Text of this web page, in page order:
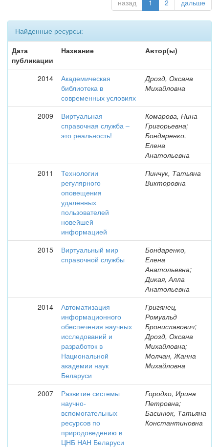
назад 1 2 дальше
Найденные ресурсы:
Дата
публикации
Название Автор(ы)
2014
Академическая
библиотека в
современных условиях
Дрозд, Оксана
Михайловна
2009
Виртуальная
справочная служба –
это реальность!
Комарова, Нина
Григорьевна;
Бондаренко,
Елена
Анатольевна
2011
Технологии
регулярного
оповещения
удаленных
пользователей
новейшей
информацией
Пинчук, Татьяна
Викторовна
2015
Виртуальный мир
справочной службы
Бондаренко,
Елена
Анатольевна;
Дикая, Алла
Анатольевна
2014
Автоматизация
информационного
обеспечения научных
исследований и
разработок в
Национальной
академии наук
Беларуси
Григянец,
Ромуальд
Брониславович;
Дрозд, Оксана
Михайловна;
Молчан, Жанна
Михайловна
2007
Развитие системы
научно-
вспомогательных
ресурсов по
природоведению в
ЦНБ НАН Беларуси
Городко, Ирина
Петровна;
Басинюк, Татьяна
Константиновна